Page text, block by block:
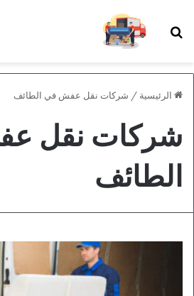
بحث عن
الرئيسية / شركات نقل عفش في الطائف
شركات نقل
الطائف